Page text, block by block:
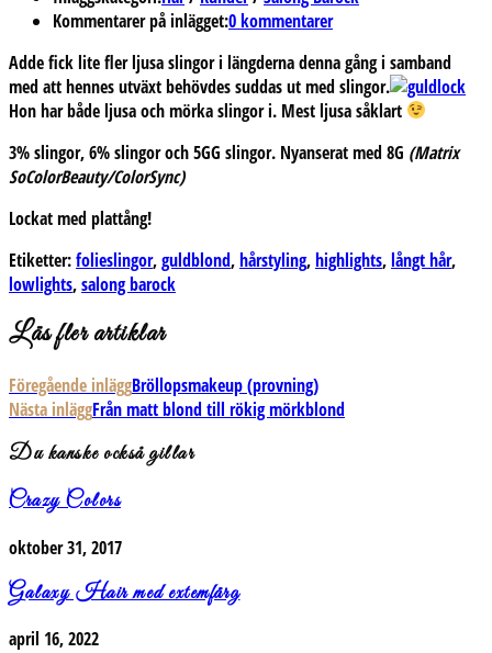
Kommentarer på inlägget:0 kommentarer
Adde fick lite fler ljusa slingor i längderna denna gång i samband
med att hennes utväxt behövdes suddas ut med slingor.
Hon har både ljusa och mörka slingor i. Mest ljusa såklart
3% slingor, 6% slingor och 5GG slingor. Nyanserat med 8G (Matrix
SoColorBeauty/ColorSync)
Lockat med plattång!
Etiketter:folieslingor,guldblond,hårstyling,highlights,långt hår,
lowlights,salong barock
Läs fler artiklar
Föregående inläggBröllopsmakeup (provning)
Nästa inläggFrån matt blond till rökig mörkblond
Du kanske också gillar
Crazy Colors
oktober 31, 2017
Galaxy Hair med extemfärg
april 16, 2022